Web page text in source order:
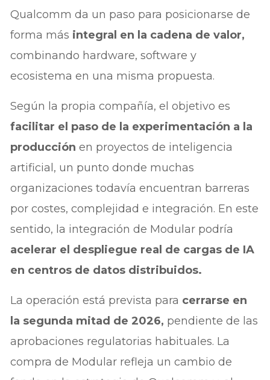
Qualcomm da un paso para posicionarse de
forma más integral en la cadena de valor,
combinando hardware, software y
ecosistema en una misma propuesta.
Según la propia compañía, el objetivo es
facilitar el paso de la experimentación a la
producción en proyectos de inteligencia
artificial, un punto donde muchas
organizaciones todavía encuentran barreras
por costes, complejidad e integración. En este
sentido, la integración de Modular podría
acelerar el despliegue real de cargas de IA
en centros de datos distribuidos.
La operación está prevista para cerrarse en
la segunda mitad de 2026, pendiente de las
aprobaciones regulatorias habituales. La
compra de Modular refleja un cambio de